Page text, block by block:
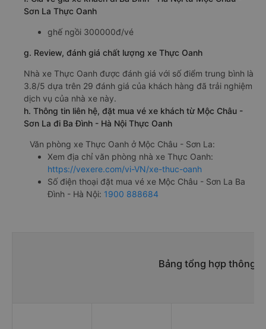
Sơn La Thực Oanh
ghế ngồi 300000đ/vé
g. Review, đánh giá chất lượng xe Thực Oanh
Nhà xe Thực Oanh được đánh giá với số điểm trung bình là
3.8/5 dựa trên 29 đánh giá của khách hàng đã trải nghiệm
dịch vụ của nhà xe này.
h. Thông tin liên hệ, đặt mua vé xe khách từ Mộc Châu -
Sơn La đi Ba Đình - Hà Nội Thực Oanh
Văn phòng xe Thực Oanh ở Mộc Châu - Sơn La:
Xem địa chỉ văn phòng nhà xe Thực Oanh:
https://vexere.com/vi-VN/xe-thuc-oanh
Số điện thoại đặt mua vé xe Mộc Châu - Sơn La Ba
Đình - Hà Nội: 1900 888684
Bảng tổng hợp thông